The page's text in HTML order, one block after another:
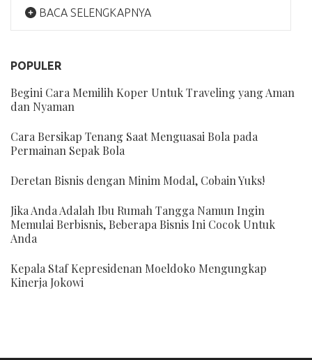
BACA SELENGKAPNYA
POPULER
Begini Cara Memilih Koper Untuk Traveling yang Aman
dan Nyaman
Cara Bersikap Tenang Saat Menguasai Bola pada
Permainan Sepak Bola
Deretan Bisnis dengan Minim Modal, Cobain Yuks!
Jika Anda Adalah Ibu Rumah Tangga Namun Ingin
Memulai Berbisnis, Beberapa Bisnis Ini Cocok Untuk
Anda
Kepala Staf Kepresidenan Moeldoko Mengungkap
Kinerja Jokowi